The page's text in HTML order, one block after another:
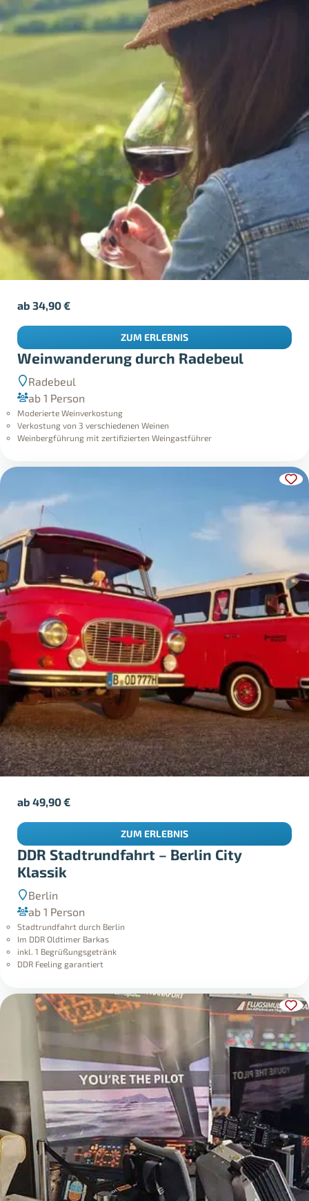
Weinwanderung durch Radebeul
Radebeul
ab 1 Person
Moderierte Weinverkostung
Verkostung von 3 verschiedenen Weinen
Weinbergführung mit zertifizierten Weingastführer
ab34,90€
ZUM ERLEBNIS
DDR Stadtrundfahrt – Berlin City
Klassik
Berlin
ab 1 Person
Stadtrundfahrt durch Berlin
Im DDR Oldtimer Barkas
inkl. 1 Begrüßungsgetränk
DDR Feeling garantiert
ab49,90€
ZUM ERLEBNIS